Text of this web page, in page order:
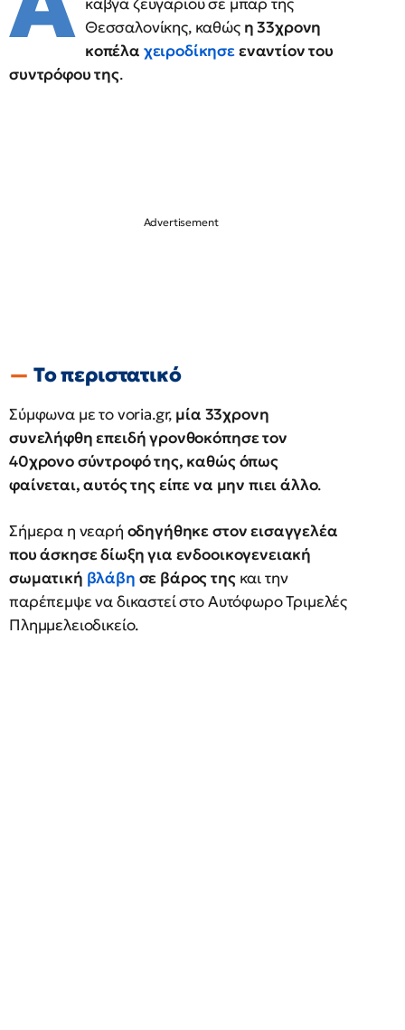
Θεσσαλονίκης, καθώς η 33χρονη
κοπέλα χειροδίκησεεναντίον του
συντρόφου της.
Το περιστατικό
Σύμφωνα με το voria.gr, μία 33χρονη
συνελήφθη επειδή γρονθοκόπησε τον
40χρονο σύντροφό της, καθώς όπως
φαίνεται, αυτός της είπε να μην πιει άλλο.
Σήμερα η νεαρή οδηγήθηκε στον εισαγγελέα
που άσκησε δίωξη για ενδοοικογενειακή
σωματική βλάβη σε βάρος τηςκαι την
παρέπεμψε να δικαστεί στο Αυτόφωρο Τριμελές
Πλημμελειοδικείο.